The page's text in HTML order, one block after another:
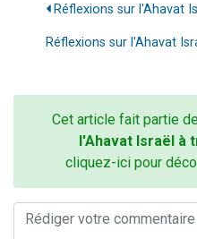
Réflexions sur l'Ahavat
Réflexions sur l'Ahavat
Cet article fait partie
l'Ahavat Israël à
cliquez-ici pour